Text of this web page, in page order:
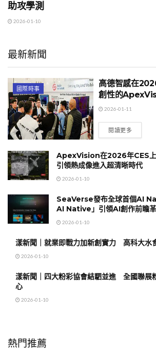
助攻學測
2026-01-10
最新新聞
國際時事
高德智感在
創性的
2026-01-11
閱讀更多
ApexVision在2026年CES上
引領熱成像進入超清晰時代
2026-01-10
SeaVerse發布全球首個AI
AI Native」引領AI創作前瞻
2026-01-10
漾新聞｜就業即戰力加新創實力 高科大水
2026-01-10
漾新聞｜四大粉彩協會結駟並進 全國聯展
心
2026-01-10
熱門推薦